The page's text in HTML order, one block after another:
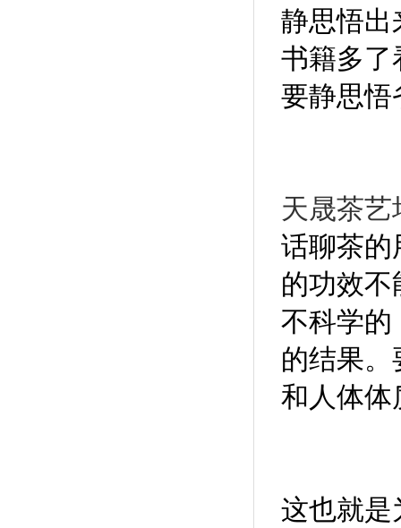
静思悟出
书籍多了
要静思悟
天晟茶
话聊茶的
的功效
不科学的
的结果
和人体体
这也就是